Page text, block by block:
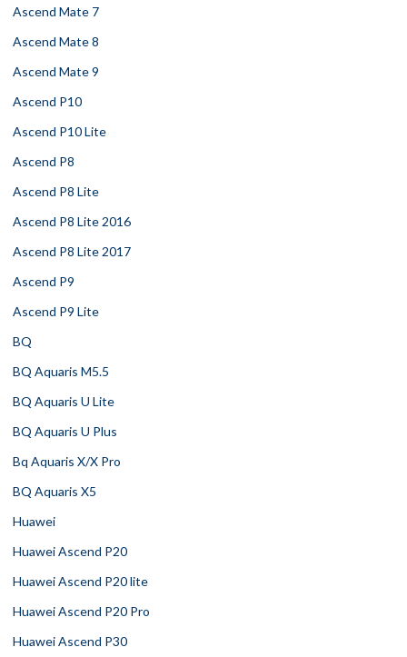
Ascend Mate 7
Ascend Mate 8
Ascend Mate 9
Ascend P10
Ascend P10 Lite
Ascend P8
Ascend P8 Lite
Ascend P8 Lite 2016
Ascend P8 Lite 2017
Ascend P9
Ascend P9 Lite
BQ
BQ Aquaris M5.5
BQ Aquaris U Lite
BQ Aquaris U Plus
Bq Aquaris X/X Pro
BQ Aquaris X5
Huawei
Huawei Ascend P20
Huawei Ascend P20 lite
Huawei Ascend P20 Pro
Huawei Ascend P30